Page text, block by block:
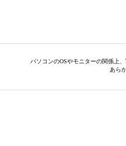
パソコンのOSやモニターの関係上
あら